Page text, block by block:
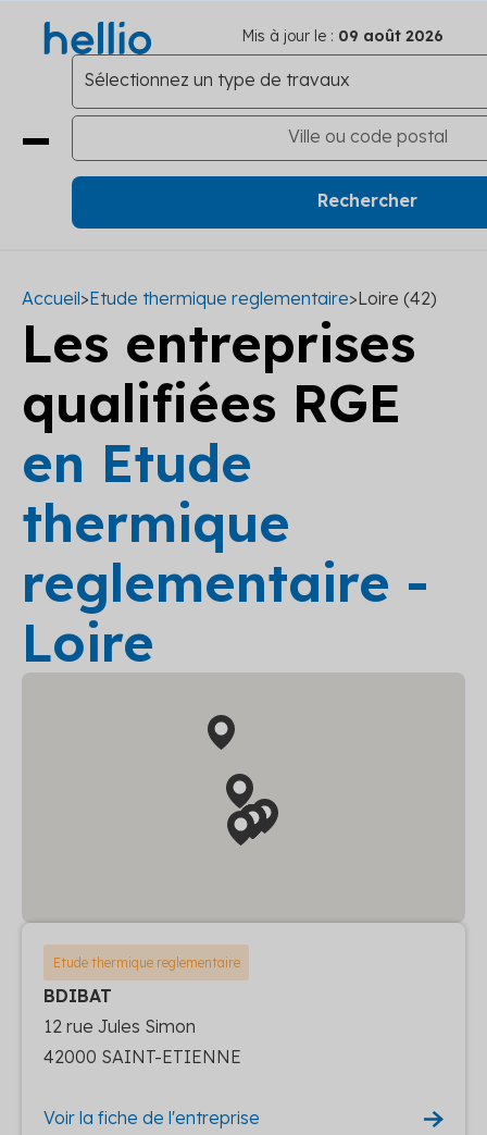
Mis à jour le : 09 août 2026
Accueil>Etude thermique reglementaire>Loire (42)
Les entreprises
qualifiées RGE
en Etude
thermique
reglementaire -
Loire
Etude thermique reglementaire
BDIBAT
12 rue Jules Simon
42000 SAINT-ETIENNE
Voir la fiche de l'entreprise